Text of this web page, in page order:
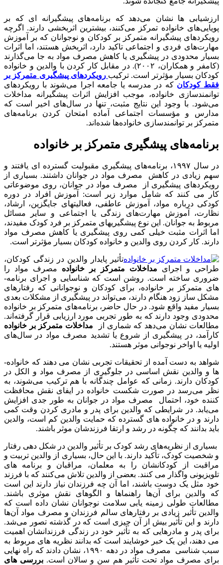
ارزشیابی ها نشان می‌دهد که برنامه‌های پیشگیرانه ­ای که بر
پویایی‌های خانواده تمرکز می‌کنند، بیشترین اثربخشی دارند. اگرچه
رویکردهای پیشگیرانه متمرکز بر کودکان و نوجوانان که بر آموزش
مهارت‌های فردی و اجتماعی تاکید دارد، اثربخش هستند، اما اثرات
بسیار محدودی در پیشگیری یا کاهش مصرف مواد به جا می‌گذارند
(کامفر و همکاران، ۲۰۰۲). در مقابل کار کردن با والدین و خانواده
کودکان بسیار مؤثرتر است. ترکیب رویکردهای پیشگیری متمرکز بر
فقط کودکان که در مدرسه یا جامعه اجرا می‌شوند با رویکردهای
توانمندسازی خانواده، موجب افزایش اثرات پیشگیرانه مداخلات
می‌شود. با وجود این نتایج مثبت، تنها در سال‌های اخیر است که
مدارس و مؤسسات اجتماعی آماده امتحان کردن برنامه‌های
متمرکز بر توانمندسازی خانواده‌ها شده‌اند.
برنامه‌های پیشگیری متمرکز بر خانواده
در سال ۱۹۹۷، برنامه‌های پیشگیری مقبولیت گسترده ­ای یافتند و
سهم زیادی در کاهش مصرف مواد در جوانان داشتند. بسیاری از
رویکردهای پیشگیری از مصرف مواد در جوانان، روی موضوعاتی
کار می ­کنند که شامل موارد زیر است: آموزش افراد در دوره
کودکی درباره مواد، آموزش عاطفی، فعالیت­های جایگزین، ارشاد،
نظارت، آموزش مهارت‌های زندگی یا اجتماعی و سایر مسائل
مربوط به جوانان. این نوع پیشگیری­های متمرکز بر فرد کودک مفیدند،
اما اثرات مثبت خیلی کمی روی پیشگیری یا کاهش مصرف مواد
دارند. کار کردن روی والدین و خانواده کودکان بسیار مؤثرتر است.
تأثیر پایدار والدین در زندگی کودکان،
طراحی و اجرای مداخلات متمرکز بر خانواده مصرف مواد را
ضروری ساخته است. روشن است که شناسایی و اجرای برنامه­
های متمرکز بر خانواده، برای کودکان و نوجوانانی که رفتارهای
مشکل ساز زود هنگام دارند، می‌تواند در پیشگیری از مشکلات بعدی
بسیار مفید واقع شود. در حال حاضر، برنامه‌های متمرکز بر خانواده
محدودی وجود دارند که به طور تجربی مورد ارزیابی قرار گرفته‌اند.
مطالعات نشان می‌دهد که شماری از مداخلات متمرکز بر خانواده
کارآمد، در پیشگیری از شروع یا تشدید مصرف مواد در سال‌های
اولیه یا اواخر نوجوانی موثر هستند.
شواهد به دست آمده از تحقیقات تجربی نشان می­ دهند که خانواده­
ها و والدین نقش اساسی در جلوگیری از مصرف مواد و الکل در
کودکان دارند. زمانی که عوامل چندگانه با هم ترکیب می‌شوند، به
نظر می‌رسد در صورت شکست خانواده در ایفای نقش محافظت
کننده خود، احتمال مصرف مواد در جوانان به طور جدی افزایش
می‌یابد. در شرایطی که والدین برای پدر و مادری کردن وقت کمی
دارند و در خانواده ­های گسترده که حمایت والدین کم است، والدین
باید بدانند که چگونه در رشد و ارتقا فرزندشان موثر باشند.
بسیاری از نظریه‌های رشد کودک بر تأثیر والدین در شکل­ دهی رفتار
و شخصیت کودک، تأکید دارند. با این حال، بسیاری از والدین تربیت و
مراقبت از کودکانشان را به معلمان، مراقبان و برنامه ­های
تلویزیونی واگذار می ­کنند. بعضی از والدین تلاش می‌کنند که با فرزند
خود مثل یک دوست باشند، اما آن چه فرزندان نیاز دارند این است
که والدین برای آن‌ها راهنماها و الگوهای نقش موثری باشند.
مطالعات طولی زمینه ­یابی سلامت نوجوانان نشان داده است که
والدین تأثیر زیادی بر رفتارهای سالم فرزندان و مصرف مواد آن‌ها
دارند و این تأثیر بیش از آن چیزی است که در گذشته تصور می‌شد.
برای پدر و مادرهایی که به تأثیر خود در زندگی فرزندانشان اهمیت
می ­دهند، این یک خبر خوشایند است که بدانند نظریه ­های مربوط به
سبب شناسی مصرف مواد در دهه ۱۹۹۰، نشان دادند که راه نهایی
برای مصرف مواد تحت تأثیر هم‌ سن و سالان است. بررسی ­های